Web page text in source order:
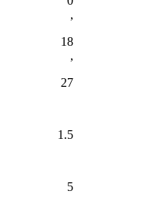
,
18
,
27
1.5
5